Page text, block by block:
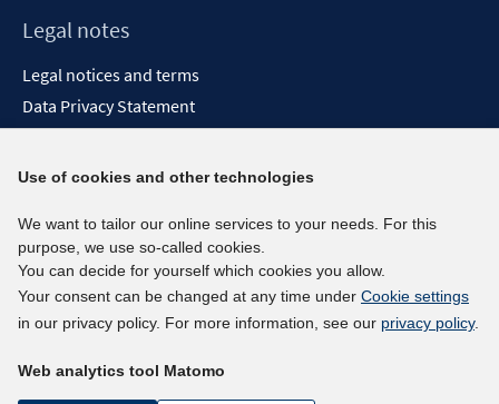
Legal notes
Legal notices and terms
Data Privacy Statement
Report Accessibility
Social media channels
BlueSky
YouTube
LinkedIn
kununu
Use of cookies and other technologies
We want to tailor our online services to your needs. For this
purpose, we use so-called cookies.
You can decide for yourself which cookies you allow.
Your consent can be changed at any time under Cookie settings
in our privacy policy. For more information, see our privacy policy.
Web analytics tool Matomo